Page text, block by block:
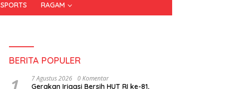
SPORTS RAGAM
BERITA POPULER
7 Agustus 2026 0 Komentar
Gerakan Irigasi Bersih HUT RI ke-81,